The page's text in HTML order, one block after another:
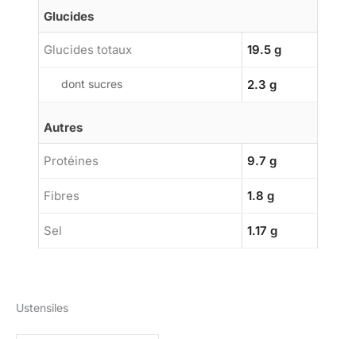
Glucides
Glucides totaux 19.5 g
dont sucres 2.3 g
Autres
Protéines 9.7 g
Fibres 1.8 g
Sel 1.17 g
Ustensiles